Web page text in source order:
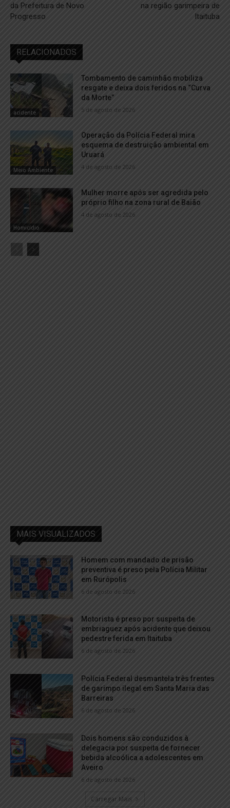
da Prefeitura de Novo
Progresso
na região garimpeira de
Itaituba
RELACIONADOS
acidente
Tombamento de caminhão mobiliza
resgate e deixa dois feridos na “Curva
da Morte”
5 de agosto de 2026
Meio Ambiente
Operação da Polícia Federal mira
esquema de destruição ambiental em
Uruará
4 de agosto de 2026
Homicídio
Mulher morre após ser agredida pelo
próprio filho na zona rural de Baião
4 de agosto de 2026
MAIS VISUALIZADOS
Homem com mandado de prisão
preventiva é preso pela Polícia Militar
em Rurópolis
6 de agosto de 2026
Motorista é preso por suspeita de
embriaguez após acidente que deixou
pedestre ferida em Itaituba
6 de agosto de 2026
Polícia Federal desmantela três frentes
de garimpo ilegal em Santa Maria das
Barreiras
6 de agosto de 2026
Dois homens são conduzidos à
delegacia por suspeita de fornecer
bebida alcoólica a adolescentes em
Aveiro
6 de agosto de 2026
Carregar Mais